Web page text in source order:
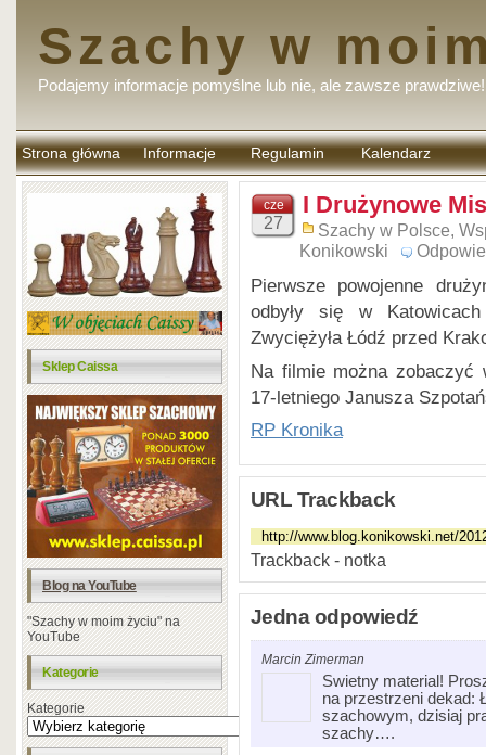
Szachy w
Podajemy informacje pomyślne lub nie, ale zawsze prawdziwe!
Strona główna Informacje Regulamin
komentarzy
Kalendarz
Sklep Caissa
Blog na YouTube
"Szachy w moim życiu" na
YouTube
Kategorie
Kategorie
cze
27
I Drużynowe
Szachy w Polsce,
Konikowski
Pierwsze powojenne
odbyły się w
Zwyciężyła Łódź przed
Na filmie można
17-letniego Janusza
RP Kronika
URL Trackback
Trackback - notka
Jedna odpowiedź
Marcin Zimerman
Swietny material!
na przestrzeni dekad:
szachowym, dzisiaj
szachy….